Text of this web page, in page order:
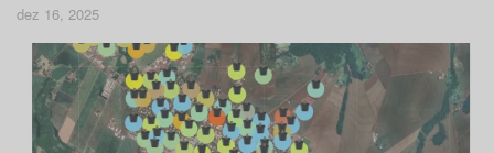
dez 16, 2025